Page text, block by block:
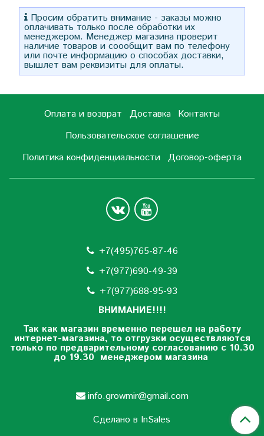
Просим обратить внимание - заказы можно
оплачивать только после обработки их
менеджером. Менеджер магазина проверит
наличие товаров и соообщит вам по телефону
или почте информацию о способах доставки,
вышлет вам реквизиты для оплаты.
Оплата и возврат Доставка Контакты
Пользовательское соглашение
Политика конфиденциальности Договор-оферта
+7(495)765-87-46
+7(977)690-49-39
+7(977)688-95-93
ВНИМАНИЕ!!!!
Так как магазин временно перешел на работу
интернет-магазина, то отгрузки осуществляются
только по предварительному согласованию с 10.30
до 19.30 менеджером магазина
info.growmir@gmail.com
Сделано в InSales